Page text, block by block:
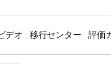
デオ 移行センター 評価